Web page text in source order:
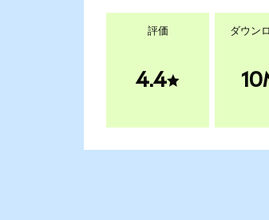
評価
4.4
ダウン